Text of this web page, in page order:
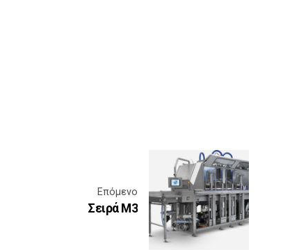
Επόμενο
Σειρά M3